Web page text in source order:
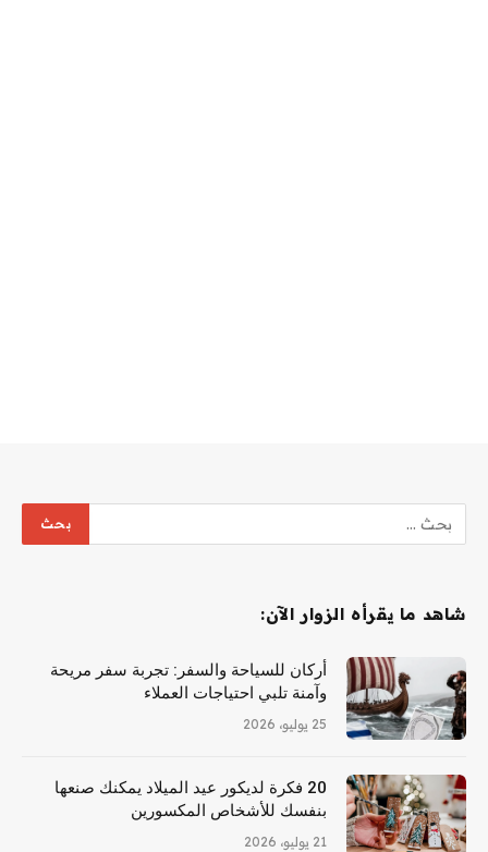
شاهد ما يقرأه الزوار الآن:
أركان للسياحة والسفر: تجربة سفر مريحة
وآمنة تلبي احتياجات العملاء
25 يوليو، 2026
20 فكرة لديكور عيد الميلاد يمكنك صنعها
بنفسك للأشخاص المكسورين
21 يوليو، 2026